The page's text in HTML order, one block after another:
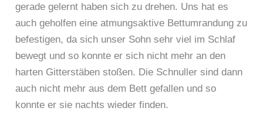
gerade gelernt haben sich zu drehen. Uns hat es
auch geholfen eine atmungsaktive Bettumrandung zu
befestigen, da sich unser Sohn sehr viel im Schlaf
bewegt und so konnte er sich nicht mehr an den
harten Gitterstäben stoßen. Die Schnuller sind dann
auch nicht mehr aus dem Bett gefallen und so
konnte er sie nachts wieder finden.